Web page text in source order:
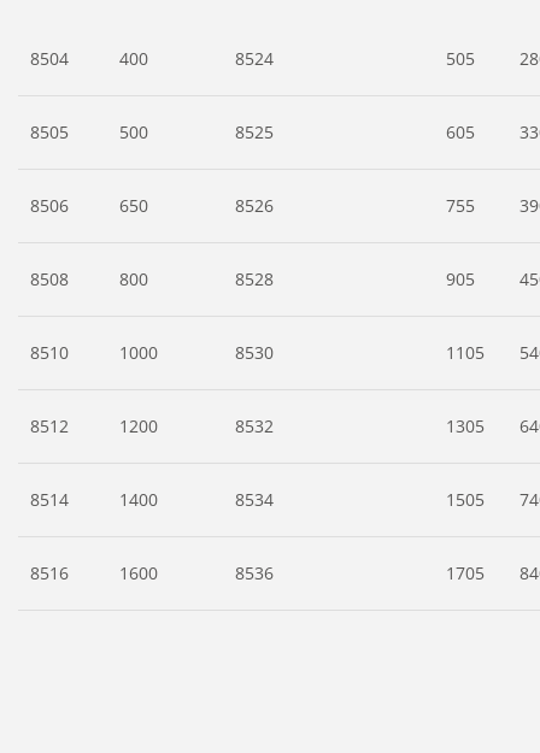
8504 400 8524 505
8505 500 8525 605
8506 650 8526 755
8508 800 8528 905
8510 1000 8530 1105
8512 1200 8532 1305
8514 1400 8534 1505
8516 1600 8536 1705